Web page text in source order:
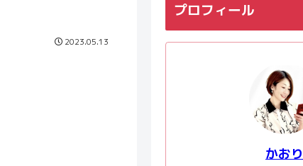
2023.05.13
プロフィール
かおり